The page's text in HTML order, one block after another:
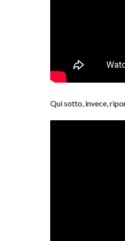
Qui sotto, invece,